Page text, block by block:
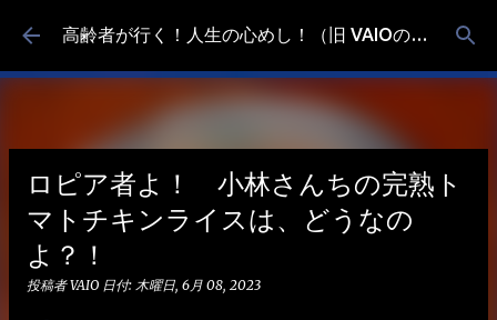
スキップしてメイン コンテンツに移動 高齢者が行く！人生の心めし！（旧 VAIOの食べ歩き）
ロピア者よ！ 小林さんちの完熟ト
マトチキンライスは、どうなの
よ？！
投稿者VAIO 日付: 木曜日, 6月 08, 2023